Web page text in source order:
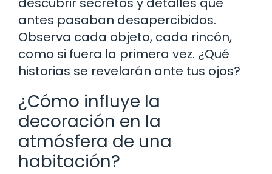
antes pasaban desapercibidos.
Observa cada objeto, cada rincón,
como si fuera la primera vez. ¿Qué
historias se revelarán ante tus ojos?
¿Cómo influye la
decoración en la
atmósfera de una
habitación?